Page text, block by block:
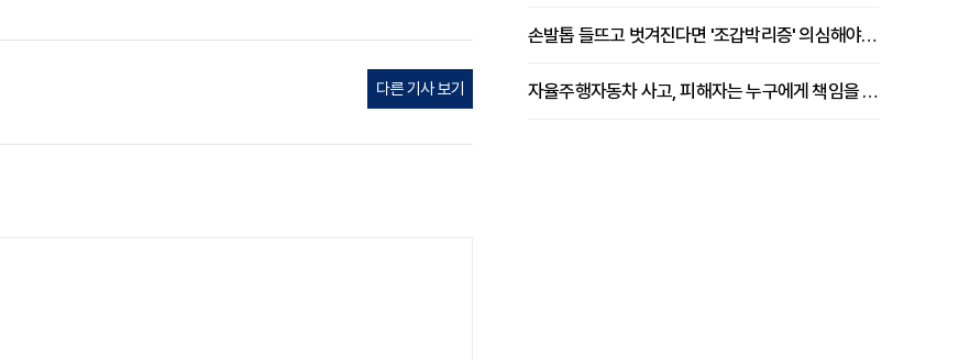
다른 기사 보기
손발톱 들뜨고 벗겨진다면 '조갑박리증' 의심해야 [김철윤 원장 칼럼]
자율주행자동차 사고, 피해자는 누구에게 책임을 물을 수 있을까